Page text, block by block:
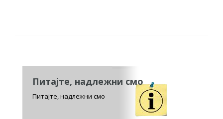
Питајте, надлежни смо
Питајте, надлежни смо